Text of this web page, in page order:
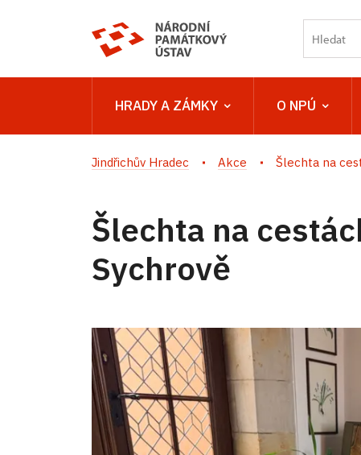
HRADY A ZÁMKY O NPÚ
Jindřichův Hradec Akce Šlechta na
Šlechta na
Sychrově